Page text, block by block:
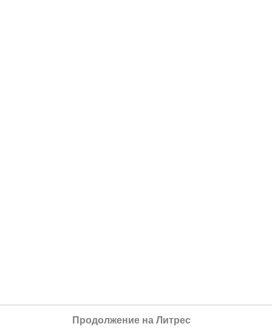
Продолжение на Литрес